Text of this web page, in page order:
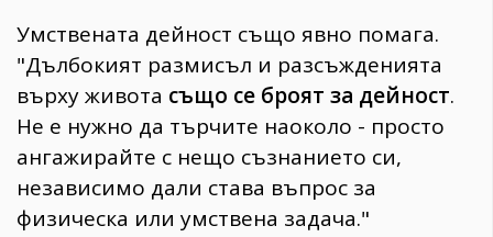
Умствената дейност също явно помага.
"Дълбокият размисъл и разсъжденията
върху живота също се броят за дейност.
Не е нужно да търчите наоколо - просто
ангажирайте с нещо съзнанието си,
независимо дали става въпрос за
физическа или умствена задача."